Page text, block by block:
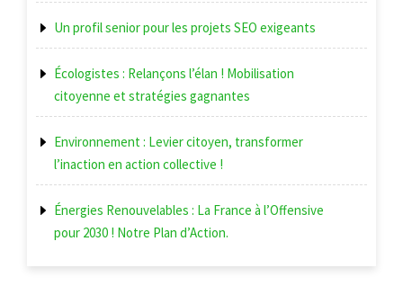
Un profil senior pour les projets SEO exigeants
Écologistes : Relançons l’élan ! Mobilisation
citoyenne et stratégies gagnantes
Environnement : Levier citoyen, transformer
l’inaction en action collective !
Énergies Renouvelables : La France à l’Offensive
pour 2030 ! Notre Plan d’Action.